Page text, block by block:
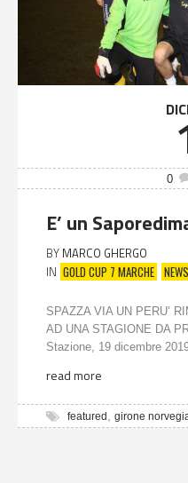
0
E’ un
BY MARCO GHERGO
IN GOLD CUP 7 MARCHE
SPAZZA VIA UN PERU’
AD UNA STAGIONE DA
Stazione, 19 dicembre
read more
featured girone